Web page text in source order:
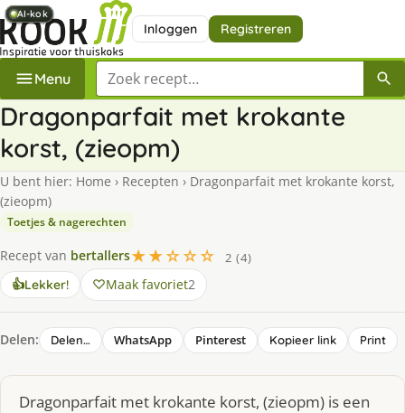
Inloggen Registreren
Menu Zoek een recept
Dragonparfait met krokante
korst, (zieopm)
U bent hier: Home › Recepten › Dragonparfait met krokante korst,
(zieopm)
Toetjes & nagerechten
Recept van bertallers★★☆☆☆
2 (4)
👍Lekker! Maak favoriet2
Delen: Delen… WhatsApp Pinterest Kopieer link Print
Dragonparfait met krokante korst, (zieopm) is een
AI-kok
AI-kok
AI-kok
AI-kok
AI-kok
AI-kok
AI-kok